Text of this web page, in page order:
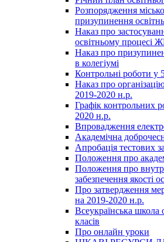
Розпорядження
призупинення
Наказ про
освітньому процесі
Наказ про
в колегіумі
Контрольні роботи у
Наказ про
2019-2020 н.р.
Графік контрольних
2020 н.р.
Впровадження
Академічна
Апробація тестових
Положення про
Положення про
забезпечення якості
Про затвердження
на 2019-2020 н.р.
Всеукраїнська школа
класів
Про онлайн уроки